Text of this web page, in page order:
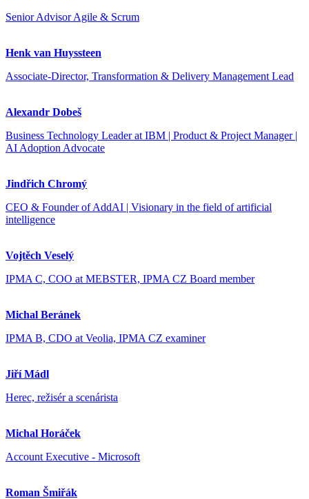
Senior Advisor Agile & Scrum
Henk van Huyssteen
Associate-Director, Transformation & Delivery Management Lead
Alexandr Dobeš
Business Technology Leader at IBM | Product & Project Manager |
AI Adoption Advocate
Jindřich Chromý
CEO & Founder of AddAI | Visionary in the field of artificial
intelligence
Vojtěch Veselý
IPMA C, COO at MEBSTER, IPMA CZ Board member
Michal Beránek
IPMA B, CDO at Veolia, IPMA CZ examiner
Jiří Mádl
Herec, režisér a scenárista
Michal Horáček
Account Executive - Microsoft
Roman Šmiřák